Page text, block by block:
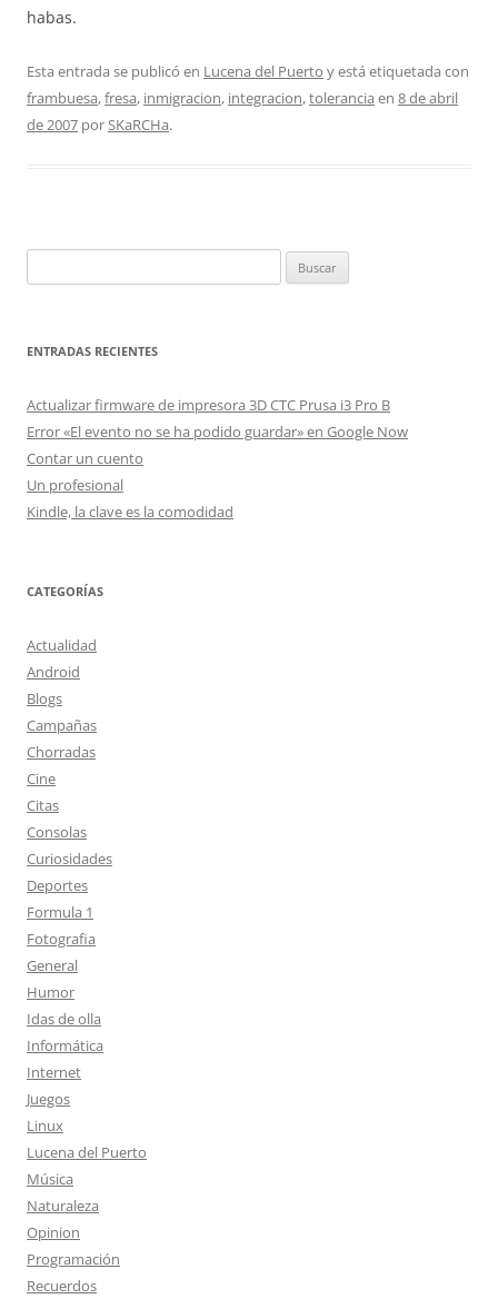
habas.
Esta entrada se publicó en Lucena del Puerto y está etiquetada con
frambuesa,fresa, inmigracion, integracion,tolerancia en 8 de abril
de 2007 porSKaRCHa.
ENTRADAS RECIENTES
Actualizar firmware de impresora 3D CTC Prusa i3 Pro B
Error «El evento no se ha podido guardar» en Google Now
Contar un cuento
Un profesional
Kindle, la clave es la comodidad
CATEGORÍAS
Actualidad
Android
Blogs
Campañas
Chorradas
Cine
Citas
Consolas
Curiosidades
Deportes
Formula 1
Fotografia
General
Humor
Idas de olla
Informática
Internet
Juegos
Linux
Lucena del Puerto
Música
Naturaleza
Opinion
Programación
Recuerdos